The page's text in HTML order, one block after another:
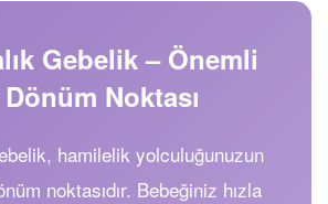
Gebelik – Önemli
Noktası
hamilelik yolculuğunuzun
noktasıdır. Bebeğiniz hızla